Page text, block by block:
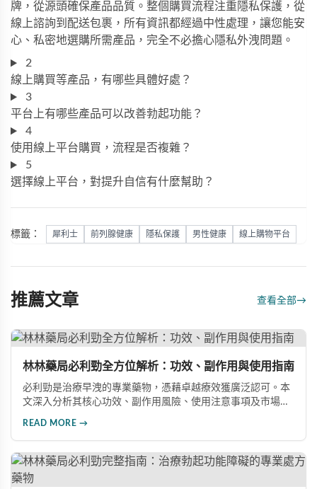
牌，從源頭確保產品品質。整個購買流程注重隱私保護，從
線上諮詢到配送包裹，所有資訊都經過中性處理，讓您能安
心、私密地選購所需產品，完全不必擔心隱私外洩問題。
2
線上購買等產品，有哪些具體好處？
3
平台上有哪些產品可以改善勃起功能？
4
使用線上平台購買，流程是否複雜？
5
選擇線上平台，對提升自信有什麼幫助？
標籤： 犀利士 前列腺健康 隱私保護 男性健康 線上購物平台
推薦文章 查看全部→
林林藥局必利勁全方位解析：功效、副作用與使用指南
必利勁是治療早洩的專業藥物，憑藉卓越療效獲廣泛認可。本
文深入分析其核心功效、副作用風險、使用注意事項及市場發
READ MORE →